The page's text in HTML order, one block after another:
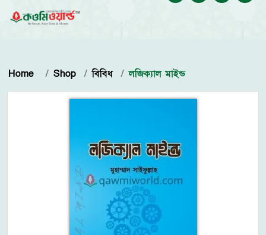
Home Shop বিবিধ লজিক্যাল মাইন্ড